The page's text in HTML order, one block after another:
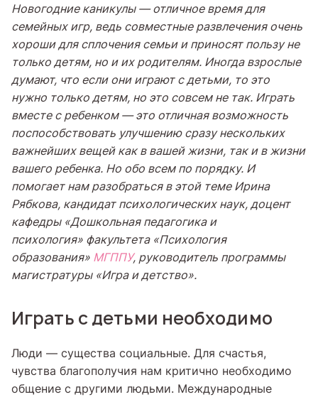
Новогодние каникулы — отличное время для
семейных игр, ведь совместные развлечения очень
хороши для сплочения семьи и приносят пользу не
только детям, но и их родителям. Иногда взрослые
думают, что если они играют с детьми, то это
нужно только детям, но это совсем не так. Играть
вместе с ребенком—это отличная возможность
поспособствовать улучшению сразу нескольких
важнейших вещей как в вашей жизни, так и в жизни
вашего ребенка. Но обо всем по порядку. И
помогает нам разобраться в этой теме Ирина
Рябкова, кандидат психологических наук, доцент
кафедры «Дошкольная педагогика и
психология» факультета «Психология
образования» МГППУ, руководитель программы
магистратуры «Игра и детство».
Играть с детьми необходимо
Люди — существа социальные. Для счастья,
чувства благополучия нам критично необходимо
общение с другими людьми. Международные